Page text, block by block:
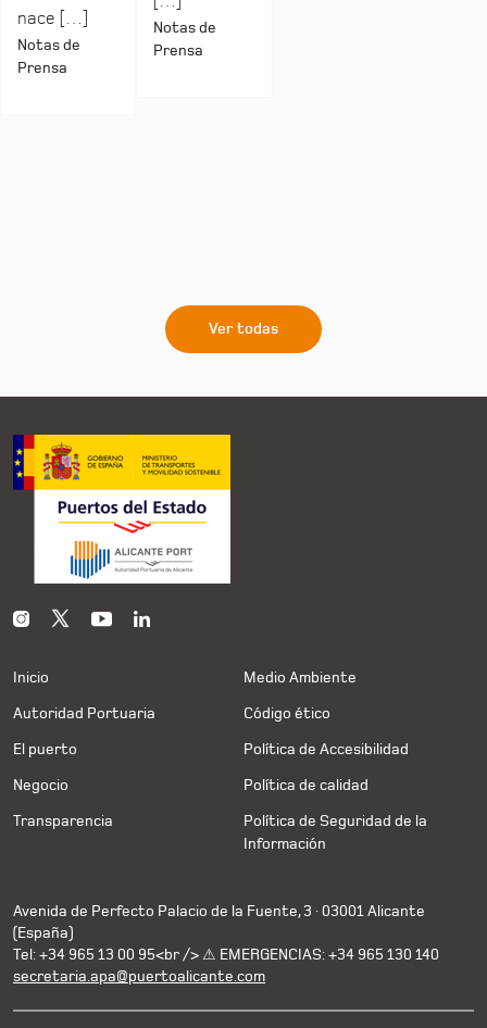
nace […]
Notas de
Prensa
Notas de
Prensa
Ver todas
Inicio
Autoridad Portuaria
El puerto
Negocio
Transparencia
Medio Ambiente
Código ético
Política de Accesibilidad
Política de calidad
Política de Seguridad de la
Información
Avenida de Perfecto Palacio de la Fuente, 3 · 03001 Alicante
(España)
Tel: +34 965 13 00 95<br /> ⚠ EMERGENCIAS: +34 965 130 140
secretaria.apa@puertoalicante.com